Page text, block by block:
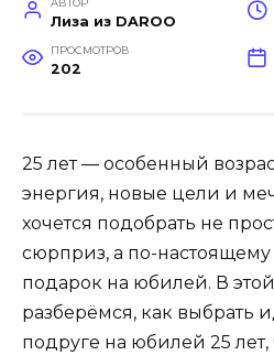
АВТОР
Лиза из DAROO
ПРОСМОТРОВ
202
25 лет — особенный
энергия, новые цели и
хочется подобрать не
сюрприз, а по-
подарок на юбилей. В
разберёмся, как выбрать
подруге на юбилей 25 лет,